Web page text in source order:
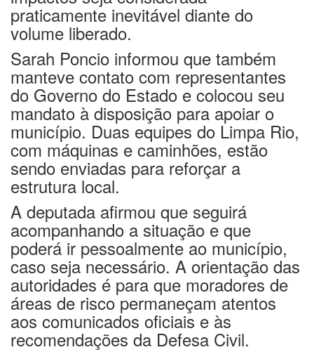
praticamente inevitável diante do
volume liberado.
Sarah Poncio informou que também
manteve contato com representantes
do Governo do Estado e colocou seu
mandato à disposição para apoiar o
município. Duas equipes do Limpa Rio,
com máquinas e caminhões, estão
sendo enviadas para reforçar a
estrutura local.
A deputada afirmou que seguirá
acompanhando a situação e que
poderá ir pessoalmente ao município,
caso seja necessário. A orientação das
autoridades é para que moradores de
áreas de risco permaneçam atentos
aos comunicados oficiais e às
recomendações da Defesa Civil.